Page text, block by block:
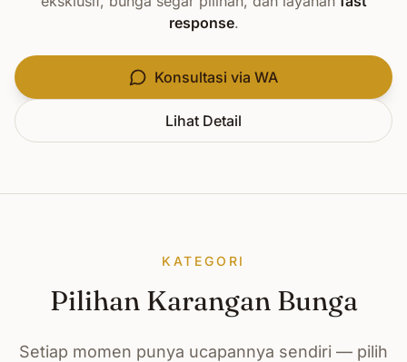
response.
Konsultasi via WA
Lihat Detail
KATEGORI
Pilihan Karangan Bunga
Setiap momen punya ucapannya sendiri — pilih